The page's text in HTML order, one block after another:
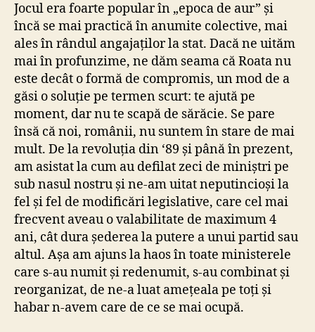
Jocul era foarte popular în „epoca de aur” și
încă se mai practică în anumite colective, mai
ales în rândul angajaților la stat. Dacă ne uităm
mai în profunzime, ne dăm seama că Roata nu
este decât o formă de compromis, un mod de a
găsi o soluție pe termen scurt: te ajută pe
moment, dar nu te scapă de sărăcie. Se pare
însă că noi, românii, nu suntem în stare de mai
mult. De la revoluția din ‘89 și până în prezent,
am asistat la cum au defilat zeci de miniștri pe
sub nasul nostru și ne-am uitat neputincioși la
fel și fel de modificări legislative, care cel mai
frecvent aveau o valabilitate de maximum 4
ani, cât dura șederea la putere a unui partid sau
altul. Așa am ajuns la haos în toate ministerele
care s-au numit și redenumit, s-au combinat și
reorganizat, de ne-a luat amețeala pe toți și
habar n-avem care de ce se mai ocupă.